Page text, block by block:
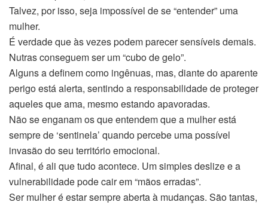
Talvez, por isso, seja impossível de se “entender” uma
mulher.
É verdade que às vezes podem parecer sensíveis demais.
Nutras conseguem ser um “cubo de gelo”.
Alguns a definem como ingênuas, mas, diante do aparente
perigo está alerta, sentindo a responsabilidade de proteger
aqueles que ama, mesmo estando apavoradas.
Não se enganam os que entendem que a mulher está
sempre de ‘sentinela’ quando percebe uma possível
invasão do seu território emocional.
Afinal, é ali que tudo acontece. Um simples deslize e a
vulnerabilidade pode cair em “mãos erradas”.
Ser mulher é estar sempre aberta à mudanças. São tantas,